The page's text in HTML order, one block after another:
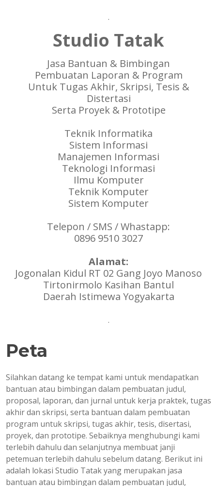
.
Studio Tatak
Jasa Bantuan & Bimbingan
Pembuatan Laporan & Program
Untuk Tugas Akhir, Skripsi, Tesis &
Distertasi
Serta Proyek & Prototipe
Teknik Informatika
Sistem Informasi
Manajemen Informasi
Teknologi Informasi
Ilmu Komputer
Teknik Komputer
Sistem Komputer
Telepon / SMS / Whastapp:
0896 9510 3027
Alamat:
Jogonalan Kidul RT 02 Gang Joyo Manoso
Tirtonirmolo Kasihan Bantul
Daerah Istimewa Yogyakarta
.
Peta
Silahkan datang ke tempat kami untuk mendapatkan
bantuan atau bimbingan dalam pembuatan judul,
proposal, laporan, dan jurnal untuk kerja praktek, tugas
akhir dan skripsi, serta bantuan dalam pembuatan
program untuk skripsi, tugas akhir, tesis, disertasi,
proyek, dan prototipe. Sebaiknya menghubungi kami
terlebih dahulu dan selanjutnya membuat janji
petemuan terlebih dahulu sebelum datang. Berikut ini
adalah lokasi Studio Tatak yang merupakan jasa
bantuan atau bimbingan dalam pembuatan judul,